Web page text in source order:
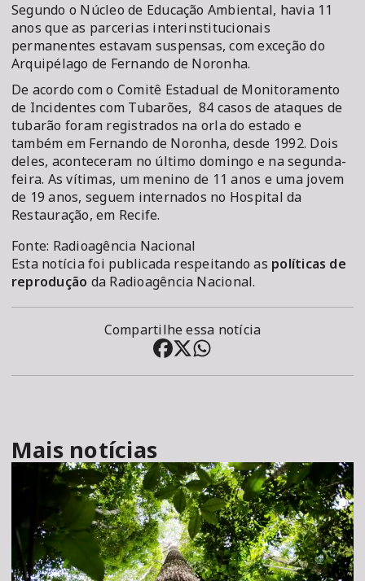
Segundo o Núcleo de Educação Ambiental, havia 11
anos que as parcerias interinstitucionais
permanentes estavam suspensas, com exceção do
Arquipélago de Fernando de Noronha.
De acordo com o Comitê Estadual de Monitoramento
de Incidentes com Tubarões, 84 casos de ataques de
tubarão foram registrados na orla do estado e
também em Fernando de Noronha, desde 1992. Dois
deles, aconteceram no último domingo e na segunda-
feira. As vítimas, um menino de 11 anos e uma jovem
de 19 anos, seguem internados no Hospital da
Restauração, em Recife.
Fonte: Radioagência Nacional
Esta notícia foi publicada respeitando as políticas de
reprodução da Radioagência Nacional.
Compartilhe essa notícia
Mais notícias